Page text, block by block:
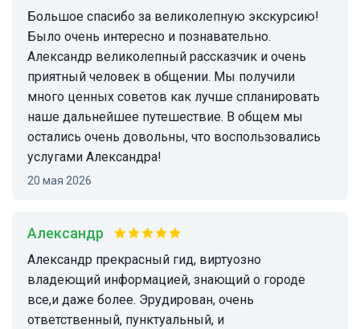
Большое спасибо за великолепную экскурсию!
Было очень интересно и познавательно.
Александр великолепный рассказчик и очень
приятный человек в общении. Мы получили
много ценных советов как лучше спланировать
наше дальнейшее путешествие. В общем мы
остались очень довольны, что воспользовались
услугами Александра!
20 мая 2026
Александр
Александр прекрасный гид, виртуозно
владеющий информацией, знающий о городе
все,и даже более. Эрудирован, очень
ответственный, пунктуальный, и